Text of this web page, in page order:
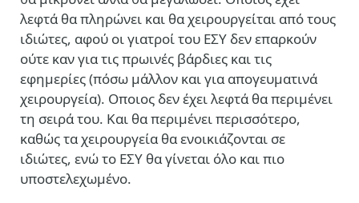
λεφτά θα πληρώνει και θα χειρουργείται από τους
ιδιώτες, αφού οι γιατροί του ΕΣΥ δεν επαρκούν
ούτε καν για τις πρωινές βάρδιες και τις
εφημερίες (πόσω μάλλον και για απογευματινά
χειρουργεία). Οποιος δεν έχει λεφτά θα περιμένει
τη σειρά του. Και θα περιμένει περισσότερο,
καθώς τα χειρουργεία θα ενοικιάζονται σε
ιδιώτες, ενώ το ΕΣΥ θα γίνεται όλο και πιο
υποστελεχωμένο.